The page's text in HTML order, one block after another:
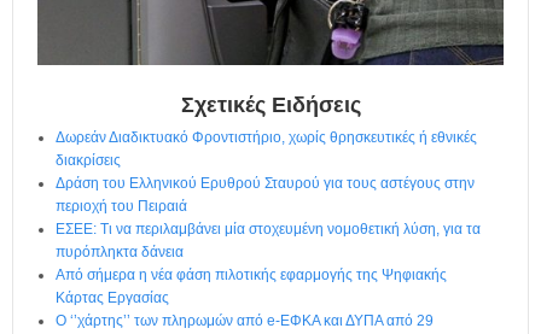
Σχετικές Ειδήσεις
Δωρεάν Διαδικτυακό Φροντιστήριο, χωρίς θρησκευτικές ή εθνικές
διακρίσεις
Δράση του Ελληνικού Ερυθρού Σταυρού για τους αστέγους στην
περιοχή του Πειραιά
ΕΣΕΕ: Τι να περιλαμβάνει μία στοχευμένη νομοθετική λύση, για τα
πυρόπληκτα δάνεια
Από σήμερα η νέα φάση πιλοτικής εφαρμογής της Ψηφιακής
Κάρτας Εργασίας
Ο ‘’χάρτης’’ των πληρωμών από e-ΕΦΚΑ και ΔΥΠΑ από 29